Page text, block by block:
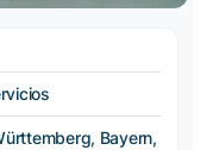
Bayern,